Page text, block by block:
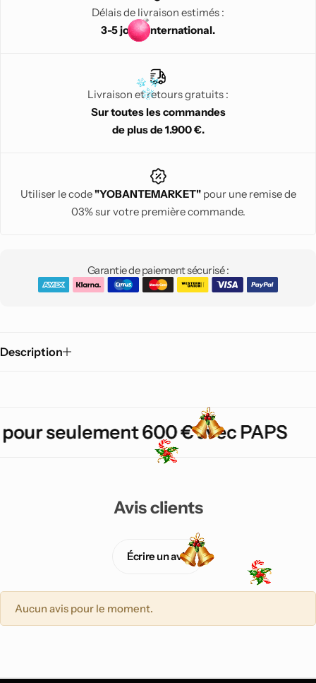
hacher, lames à bord hybride, guide d'inspiration et de
Délais de livraison estimés :
3-5 jours International.
Livraison et retours gratuits :
Sur toutes les commandes
de plus de 1.900 €.
Utiliser le code"YOBANTEMARKET" pour une remise de
03% sur votre première commande.
Garantie de paiement sécurisé :
Description
seulement 600 € avec PAPS
seulement 600 € avec PAPS
seulement 600 € avec PAPS
Avis clients
Écrire un avis
Aucun avis pour le moment.